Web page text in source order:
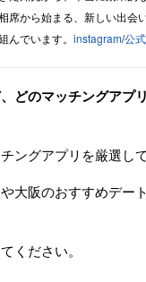
席から始まる、新しい出
でいます。 instagram/公
どのマッチングアプ
ングアプリを厳選し
大阪のおすすめデー
ください。